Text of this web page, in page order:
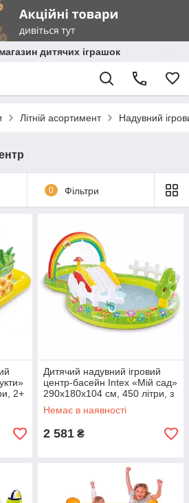
дитячих іграшок
Літній асортимент Надувний
0 Фільтри
2+
Дитячий надувний ігровий
центр-басейн Intex «Мій сад»
290x180x104 см, 450 літри, з
надувними іграшками,
фонтаном і гіркою (57154)
Немає в наявності
2 581 ₴